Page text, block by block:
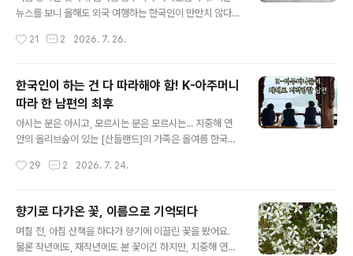
심으로 대형 산불이 여러 곳에서 일어나고 있습니다. 어떻
친 데 덮친 격으로 소방대원 및 인력 부족으로 진압에 어려
뉴스를 보니 올해도 외국 여행하는 한국인이 만만치 않다
하려고 해요. 일단 우리 가족은 스페인 발렌시아에 살아요.
색하면서 좀... 가성비가 괜찮을 비행기 티켓을 찾아봤어요.
왜냐면? 우리 가족이 다섯 명이라 티켓 다섯 장이 장난 아
니거든요. 천만 원이 훌쩍 넘어가는 게, 전에는 느껴보지 못
한 공포를 느꼈기 때문이지요. 그러다 좀체 관심이 없었던
터키항공이 눈에 들어왔어요. 가격과 경유 시간, 시간대가
은 생각지도 않게 한국 여행 포기하려다 가격이 잠깐 싸지
21 2 2026. 7. 26.
한국인이 하는 건 다 따라해야 함! K-아주머니
따라 한 남편의 최후
아시는 분은 아시고, 모르시는 분은 모르시는... 지중해 연
안의 올리브숲이 있는 [산들랜드]의 가족은 올여름 한국에
3주의 짧은 휴가를 신청하고 아이들이 맞는 여름 방학에
다. 그러다 한국에 다녀온 지 4년이라는 시간이 흘렀구나
라는 생각이 들어 남편에게 한국행을 선택하자고 말했지
요. 그런데 미국-이란 전쟁 여파로... 항공기 유류할증료가
올라 비행기 티켓값은 어마어마하더라고요. 세상에! 갈 수
29 2 2026. 7. 24.
향기로 다가온 꽃, 이름으로 기억되다
며칠 전, 아침 산책을 하다가 향기에 이끌린 꽃을 봤어요.
물론 작년에도, 재작년에도 본 꽃이긴 하지만, 지중해 연안